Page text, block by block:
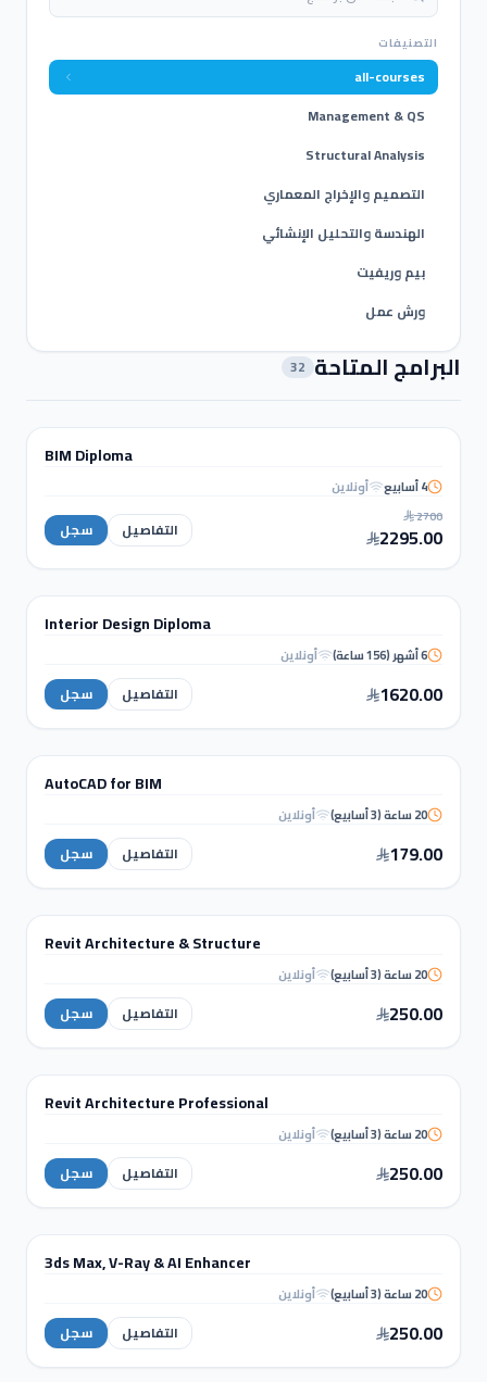
التصنيفات
all-courses
Management & QS
Structural Analysis
التصميم والإخراج المعماري
الهندسة والتحليل الإنشائي
بيم وريفيت
ورش عمل
البرامج المتاحة 32
BIM
Diploma
BIM Diploma
4 أسابيع أونلاين
2700
2295.00 التفاصيل سجل
Interior Design
Diploma
التصميم الداخلي والإظهار المعماري
Interior Design Diploma
6 أشهر (156 ساعة) أونلاين
1620.00 التفاصيل سجل
AutoCAD for
BIM
نمذجة ومعلومات البناء (BIM)
AutoCAD for BIM
20 ساعة (3 أسابيع) أونلاين
179.00 التفاصيل سجل
Revit Architecture &
BIM & REVIT
Revit Architecture & Structure
20 ساعة (3 أسابيع) أونلاين
250.00 التفاصيل سجل
Revit Architecture
BIM & REVIT
Revit Architecture Professional
20 ساعة (3 أسابيع) أونلاين
250.00 التفاصيل سجل
3ds Max, V-Ray & AI
التصميم الداخلي والإظهار المعماري
3ds Max, V-Ray & AI Enhancer
20 ساعة (3 أسابيع) أونلاين
250.00 التفاصيل سجل
الهندسة والتحليل الإنشائي